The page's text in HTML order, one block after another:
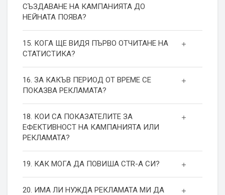
СЪЗДАВАНЕ НА КАМПАНИЯТА ДО
НЕЙНАТА ПОЯВА?
15. КОГА ЩЕ ВИДЯ ПЪРВО ОТЧИТАНЕ НА
СТАТИСТИКА?
16. ЗА КАКЪВ ПЕРИОД ОТ ВРЕМЕ СЕ
ПОКАЗВА РЕКЛАМАТА?
18. КОИ СА ПОКАЗАТЕЛИТЕ ЗА
ЕФЕКТИВНОСТ НА КАМПАНИЯТА ИЛИ
РЕКЛАМАТА?
19. КАК МОГА ДА ПОВИША СТR-А СИ?
20. ИМА ЛИ НУЖДА РЕКЛАМАТА МИ ДА